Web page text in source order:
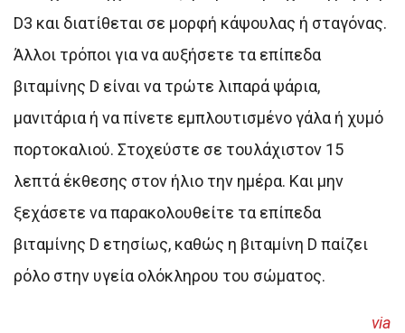
D3 και διατίθεται σε μορφή κάψουλας ή σταγόνας.
Άλλοι τρόποι για να αυξήσετε τα επίπεδα
βιταμίνης D είναι να τρώτε λιπαρά ψάρια,
μανιτάρια ή να πίνετε εμπλουτισμένο γάλα ή χυμό
πορτοκαλιού. Στοχεύστε σε τουλάχιστον 15
λεπτά έκθεσης στον ήλιο την ημέρα. Και μην
ξεχάσετε να παρακολουθείτε τα επίπεδα
βιταμίνης D ετησίως, καθώς η βιταμίνη D παίζει
ρόλο στην υγεία ολόκληρου του σώματος.
via